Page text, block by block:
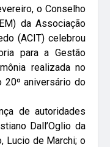
o Conselho
da Associação
(ACIT) celebrou
para a Gestão
realizada no
20º aniversário do
de autoridades
Dall’Oglio da
Lucio de Marchi; o